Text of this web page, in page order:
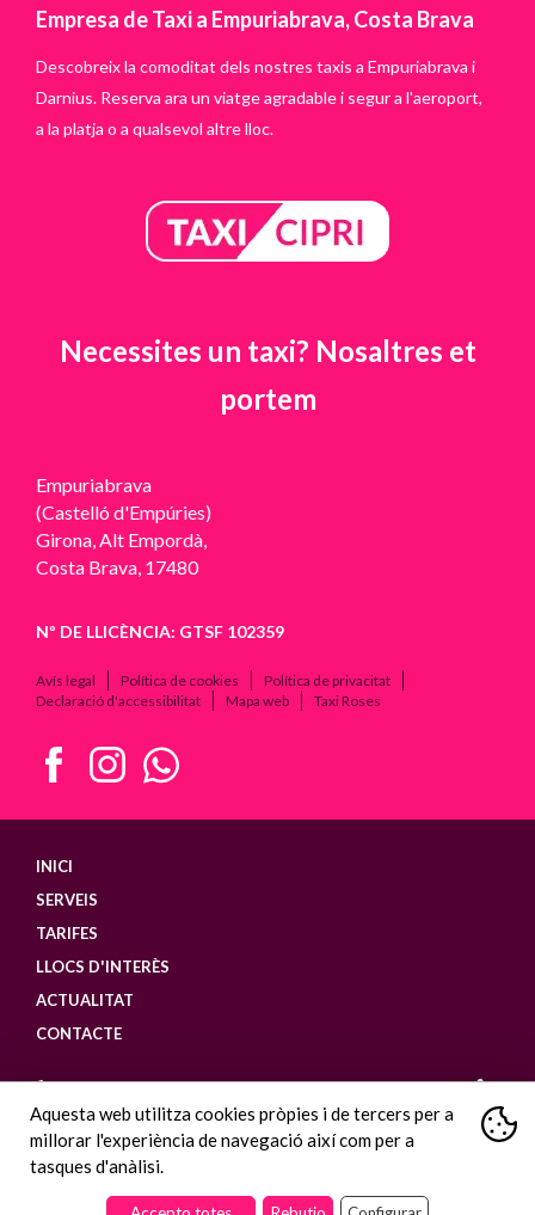
Empresa de Taxi a Empuriabrava, Costa Brava
Descobreix la comoditat dels nostres taxis a Empuriabrava i
Darnius. Reserva ara un viatge agradable i segur a l'aeroport,
a la platja o a qualsevol altre lloc.
Necessites un taxi? Nosaltres et
portem
Empuriabrava
(Castelló d'Empúries)
Girona, Alt Empordà,
Costa Brava, 17480
Nº DE LLICÈNCIA: GTSF 102359
Avís legal Política de cookies
Política de privacitat
Declaració d'accessibilitat
Mapa web Taxi Roses
FacebookInstagram
INICI
SERVEIS
TARIFES
LLOCS D'INTERÈS
ACTUALITAT
CONTACTE
info@taxiempuriabrava.com
Aquesta web utilitza cookies pròpies i de tercers per a
millorar l'experiència de navegació així com per a
tasques d'anàlisi.